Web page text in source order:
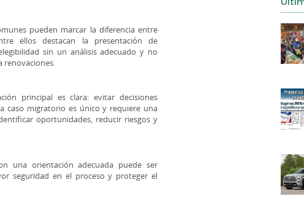
pueden marcar la diferencia entre
ellos destacan la presentación de
sin un análisis adecuado y no
renovaciones.
principal es clara: evitar decisiones
caso migratorio es único y requiere una
oportunidades, reducir riesgos y
una orientación adecuada puede ser
seguridad en el proceso y proteger el